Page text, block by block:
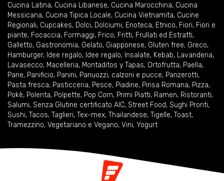
Cucina Latina, Cucina Libanese, Cucina Marocchina, Cucina
Messicana, Cucina Tipica Locale, Cucina Vietnamita, Cucine
Regionali, Cupcakes, Dolci, Dolciumi, Enoteca, Etnico, Fiori, Fiori e
piante, Focaccia, Formaggi, Frico, Fritti, Frullati ed Estratti,
Galletto, Gastronomia, Gelato, Giapponese, Gluten free, Greco,
Hamburger, Idee regalo, Idee regalo, Insalate, Kebab, Lavanderia,
Lavasecco, Macelleria, Montaditos y Tapas, Ortofrutta, Paella,
Pane, Panificio, Panini, Panuozzi, calzoni e pucce, Panzerotti,
Pasta fresca, Pasticceria, Pesce, Piadine, Pinsa Romana, Pizza,
Pokè, Polenta, Polpette, Pop Corn, Primi Piatti, Ramen, Ristoranti,
Salumi, Senza Glutine certificato AIC, Street Food, Sughi Pronti,
Sushi, Tacos, Taglieri, Tex-mex, Thailandese, Tigelle, Toast,
Tramezzino, Vegetariano e Vegano, Vini, Yogurt